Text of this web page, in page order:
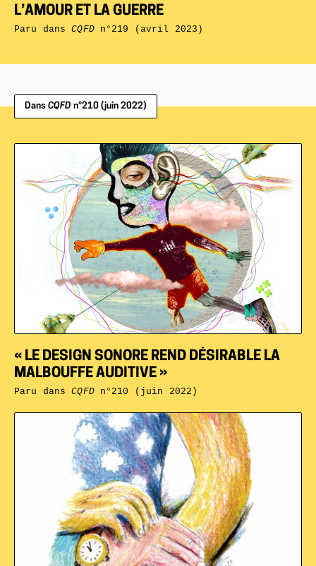
L’AMOUR ET LA GUERRE
Paru dansCQFDn°219 (avril 2023)
Dans CQFD n°210 (juin 2022)
« LE DESIGN SONORE REND DÉSIRABLE LA
MALBOUFFE AUDITIVE »
Paru dansCQFDn°210 (juin 2022)